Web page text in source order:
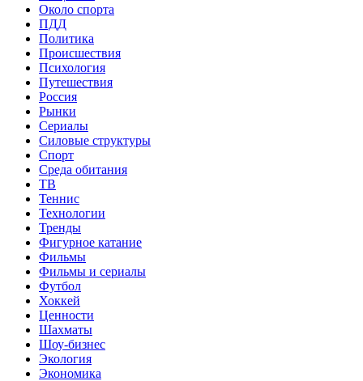
Около спорта
ПДД
Политика
Происшествия
Психология
Путешествия
Россия
Рынки
Сериалы
Силовые структуры
Спорт
Среда обитания
ТВ
Теннис
Технологии
Тренды
Фигурное катание
Фильмы
Фильмы и сериалы
Футбол
Хоккей
Ценности
Шахматы
Шоу-бизнес
Экология
Экономика